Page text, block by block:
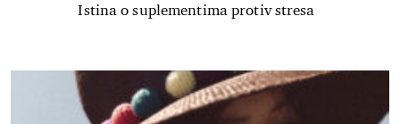
Istina o suplementima protiv stresa